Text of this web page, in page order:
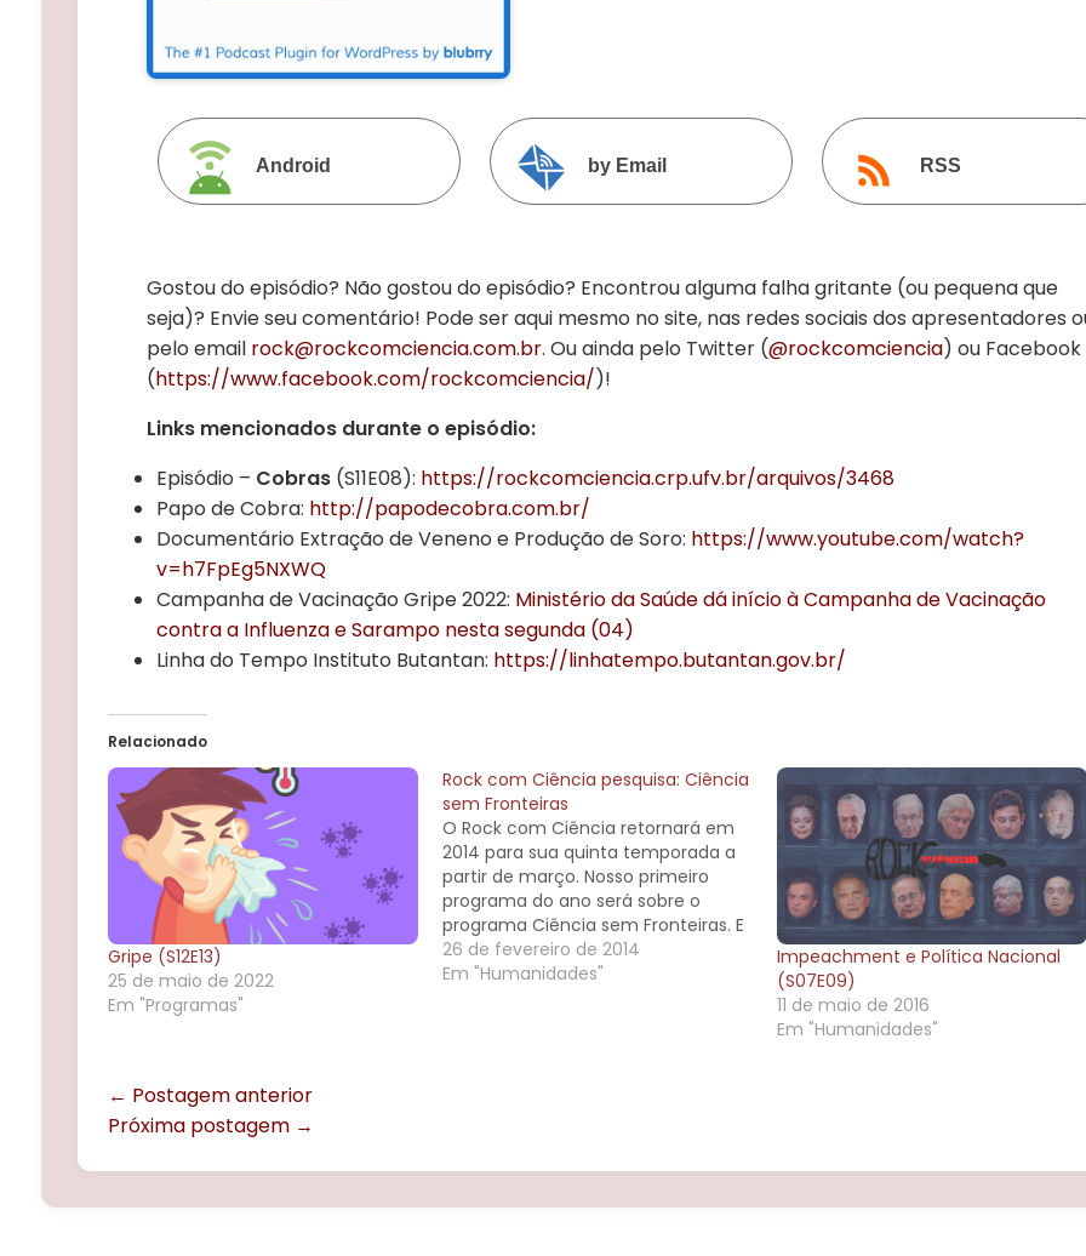
Android by Email RSS
Gostou do episódio? Não gostou do episódio? Encontrou alguma falha gritante (ou pequena que
seja)? Envie seu comentário! Pode ser aqui mesmo no site, nas redes sociais dos apresentadores
pelo email rock@rockcomciencia.com.br. Ou ainda pelo Twitter (@rockcomciencia) ou Facebook
(https://www.facebook.com/rockcomciencia/)!
Links mencionados durante o episódio:
Episódio – Cobras(S11E08): https://rockcomciencia.crp.ufv.br/arquivos/3468
Papo de Cobra: http://papodecobra.com.br/
Documentário Extração de Veneno e Produção de Soro: https://www.youtube.com/watch?
v=h7FpEg5NXWQ
Campanha de Vacinação Gripe 2022: Ministério da Saúde dá início à Campanha de Vacinação
contra a Influenza e Sarampo nesta segunda (04)
Linha do Tempo Instituto Butantan: https://linhatempo.butantan.gov.br/
Relacionado
Gripe (S12E13)
25 de maio de 2022
Em "Programas"
Rock com Ciência pesquisa: Ciência
sem Fronteiras
O Rock com Ciência retornará em
2014 para sua quinta temporada a
partir de março. Nosso primeiro
programa do ano será sobre o
programa Ciência sem Fronteiras. E
queremos sua ajuda! Por gentileza,
responda a este pequeno
26 de fevereiro de 2014
Em "Humanidades"
Impeachment e Política Nacional
(S07E09)
11 de maio de 2016
Em "Humanidades"
← Postagem anterior
Próxima postagem →